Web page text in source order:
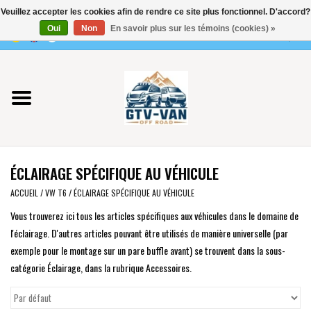
0 Articles - €0,00
Utilisez
les
flèches
haut
et
bas
pour
résultat
disponible.
Appuyez
sur
Entrée
Vito / classe V - 447
Viano /Vito 639
VW T7 2025
VW T6
VW T5
VW CRAFTER / MAN TGE
ÉCLAIRAGE SPÉCIFIQUE AU VÉHICULE
ACCUEIL /VW T6 /ÉCLAIRAGE SPÉCIFIQUE AU VÉHICULE
Vous trouverez ici tous les articles spécifiques aux véhicules dans le domaine de
l'éclairage. D'autres articles pouvant être utilisés de manière universelle (par
exemple pour le montage sur un pare buffle avant) se trouvent dans la sous-
catégorie Éclairage, dans la rubrique Accessoires.
Veuillez accepter les cookies afin de rendre ce site plus fonctionnel. D'accord?
Oui
Non En savoir plus sur les témoins (cookies) »